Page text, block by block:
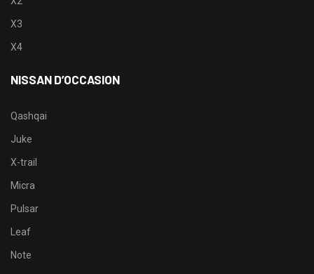
X3
X4
NISSAN D’OCCASION
Qashqai
Juke
X-trail
Micra
Pulsar
Leaf
Note